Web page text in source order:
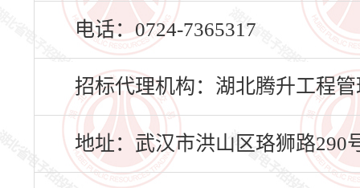
电话：0724-7365317
招标代理机构：湖北腾升工程
地址：武汉市洪山区珞狮路290